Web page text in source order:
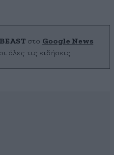
στο Google News
όλες τις ειδήσεις